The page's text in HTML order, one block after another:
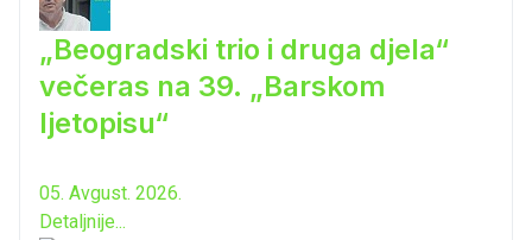
„Beogradski trio i druga djela“
večeras na 39. „Barskom
ljetopisu“
05. Avgust. 2026.
Detaljnije...